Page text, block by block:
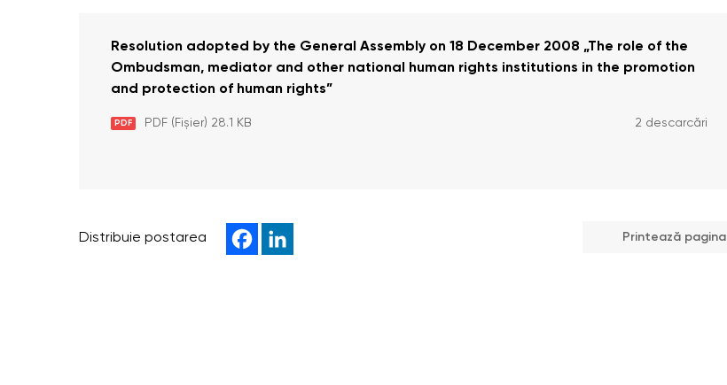
Resolution adopted by the General Assembly on 18 December 2008 „The role of the
Ombudsman, mediator and other national human rights institutions in the promotion
and protection of human rights”
PDF PDF (Fișier) 28.1 KB 2 descarcări
Distribuie postarea Printează pagina